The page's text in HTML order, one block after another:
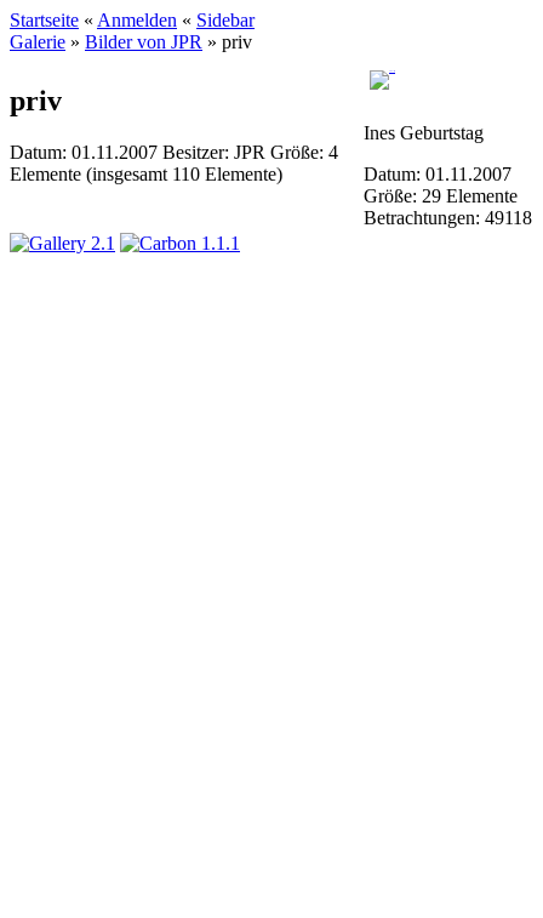
Startseite « Anmelden « Sidebar
Galerie » Bilder von JPR » priv
priv
Datum: 01.11.2007 Besitzer: JPR Größe: 4
Elemente (insgesamt 110 Elemente)
Ines Geburtstag
Datum: 01.11.2007
Größe: 29 Elemente
Betrachtungen: 49118